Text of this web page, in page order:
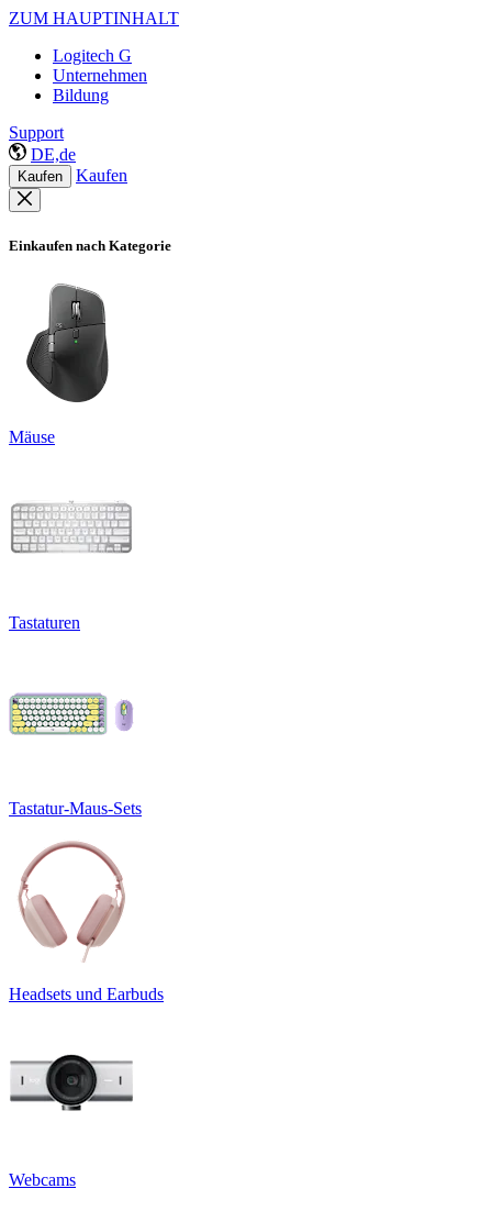
ZUM HAUPTINHALT
Logitech G
Unternehmen
Bildung
Support
DE,de
Kaufen Kaufen
Einkaufen nach Kategorie
Mäuse
Tastaturen
Tastatur-Maus-Sets
Headsets und Earbuds
Webcams